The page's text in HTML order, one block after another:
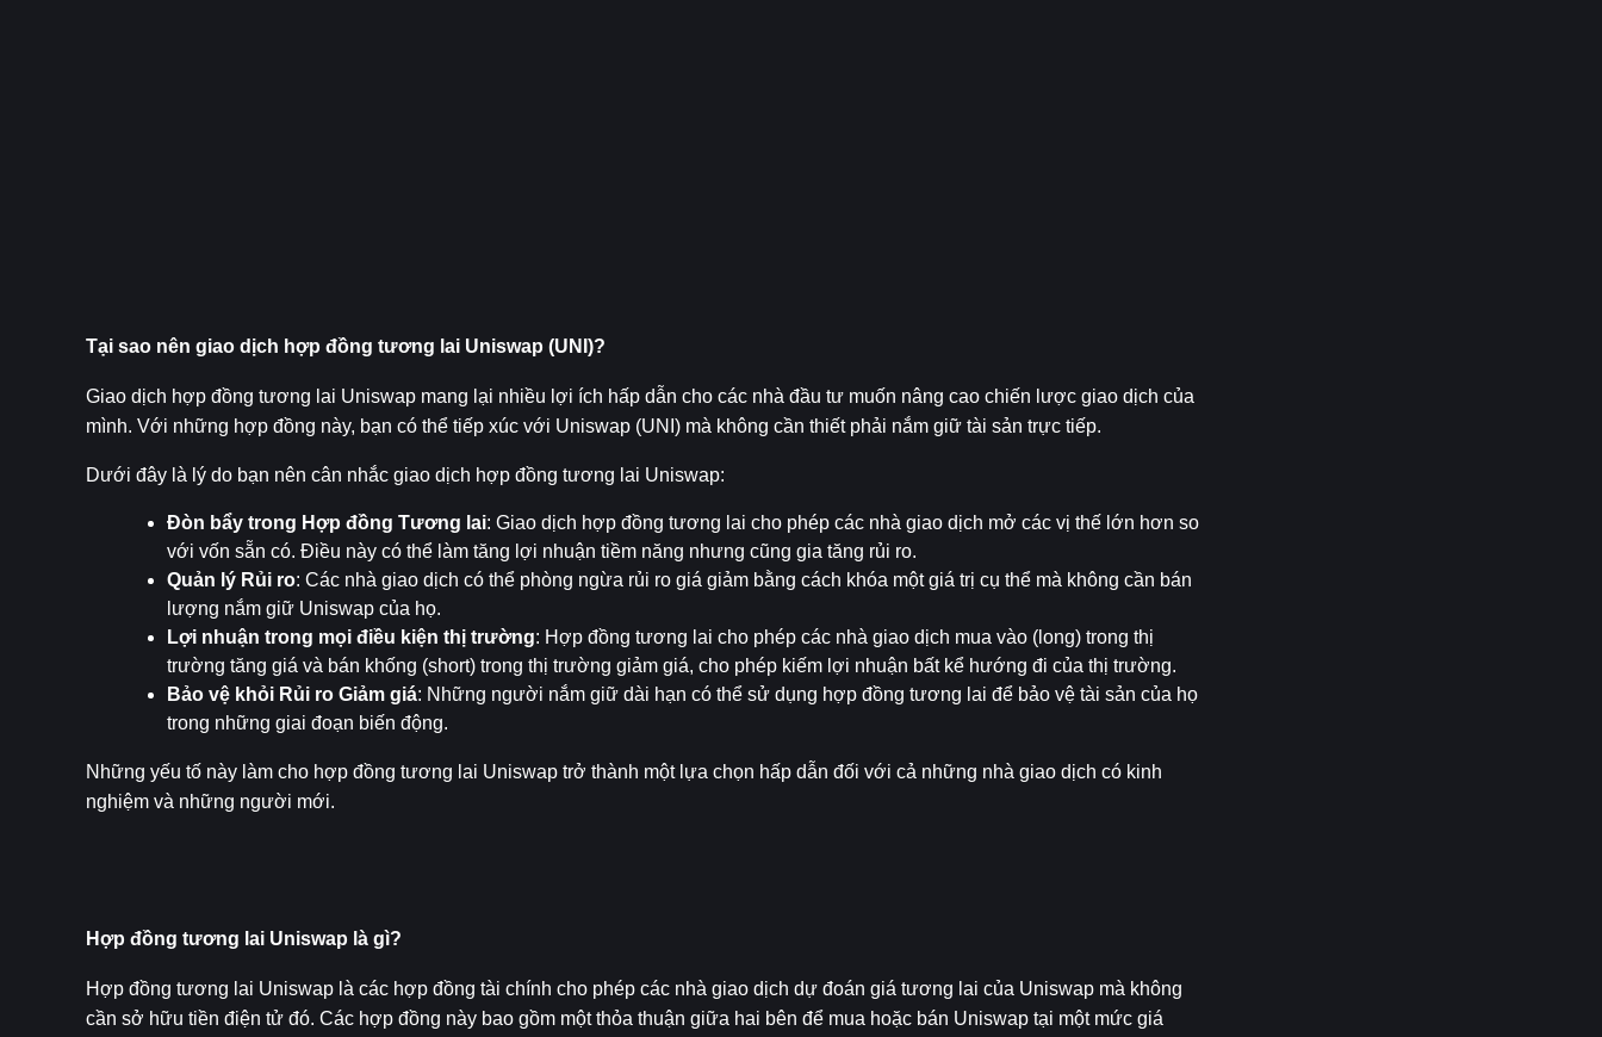
Tại sao nên giao dịch hợp đồng tương lai Uniswap (UNI)?
Giao dịch hợp đồng tương lai Uniswap mang lại nhiều lợi ích hấp dẫn cho các nhà đầu tư muốn nâng cao chiến lược giao dịch của
mình. Với những hợp đồng này, bạn có thể tiếp xúc với Uniswap (UNI) mà không cần thiết phải nắm giữ tài sản trực tiếp.
Dưới đây là lý do bạn nên cân nhắc giao dịch hợp đồng tương lai Uniswap:
Đòn bẩy trong Hợp đồng Tương lai: Giao dịch hợp đồng tương lai cho phép các nhà giao dịch mở các vị thế lớn hơn so
với vốn sẵn có. Điều này có thể làm tăng lợi nhuận tiềm năng nhưng cũng gia tăng rủi ro.
Quản lý Rủi ro: Các nhà giao dịch có thể phòng ngừa rủi ro giá giảm bằng cách khóa một giá trị cụ thể mà không cần bán
lượng nắm giữ Uniswap của họ.
Lợi nhuận trong mọi điều kiện thị trường: Hợp đồng tương lai cho phép các nhà giao dịch mua vào (long) trong thị
trường tăng giá và bán khống (short) trong thị trường giảm giá, cho phép kiếm lợi nhuận bất kể hướng đi của thị trường.
Bảo vệ khỏi Rủi ro Giảm giá: Những người nắm giữ dài hạn có thể sử dụng hợp đồng tương lai để bảo vệ tài sản của họ
trong những giai đoạn biến động.
Những yếu tố này làm cho hợp đồng tương lai Uniswap trở thành một lựa chọn hấp dẫn đối với cả những nhà giao dịch có kinh
nghiệm và những người mới.
Hợp đồng tương lai Uniswap là gì?
Hợp đồng tương lai Uniswap là các hợp đồng tài chính cho phép các nhà giao dịch dự đoán giá tương lai của Uniswap mà không
cần sở hữu tiền điện tử đó. Các hợp đồng này bao gồm một thỏa thuận giữa hai bên để mua hoặc bán Uniswap tại một mức giá